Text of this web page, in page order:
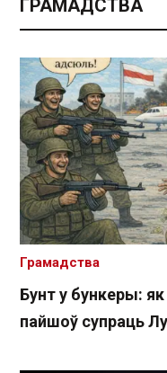
ГРАМАДСТВА
Бунт у бункеры:
пайшоў супраць
Грамадства